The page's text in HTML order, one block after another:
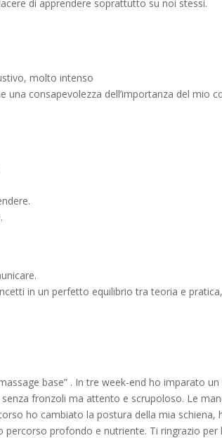
di apprendere soprattutto su noi stessi.
molto intenso
consapevolezza dell’importanza del mio
in un perfetto equilibrio tra teoria e
base” . In tre week-end ho imparato
fronzoli ma attento e scrupoloso. Le
ho cambiato la postura della mia schiena,
profondo e nutriente. Ti ringrazio per